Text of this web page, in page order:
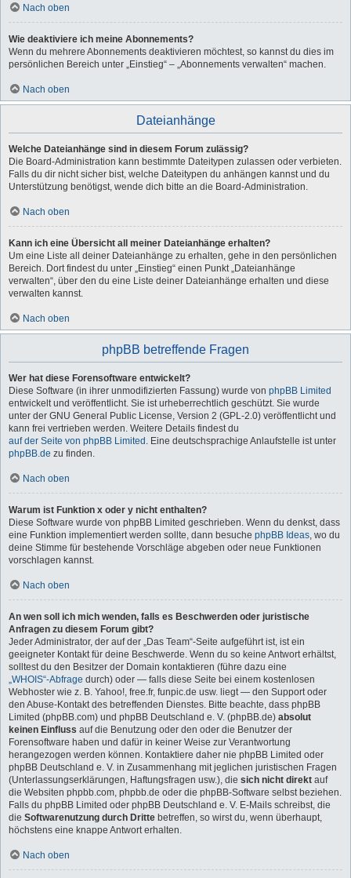
Nach oben
Wie deaktiviere ich meine Abonnements?
Wenn du mehrere Abonnements deaktivieren möchtest, so kannst du dies im
persönlichen Bereich unter „Einstieg“ – „Abonnements verwalten“ machen.
Nach oben
Dateianhänge
Welche Dateianhänge sind in diesem Forum zulässig?
Die Board-Administration kann bestimmte Dateitypen zulassen oder verbieten.
Falls du dir nicht sicher bist, welche Dateitypen du anhängen kannst und du
Unterstützung benötigst, wende dich bitte an die Board-Administration.
Nach oben
Kann ich eine Übersicht all meiner Dateianhänge erhalten?
Um eine Liste all deiner Dateianhänge zu erhalten, gehe in den persönlichen
Bereich. Dort findest du unter „Einstieg“ einen Punkt „Dateianhänge
verwalten“, über den du eine Liste deiner Dateianhänge erhalten und diese
verwalten kannst.
Nach oben
phpBB betreffende Fragen
Wer hat diese Forensoftware entwickelt?
Diese Software (in ihrer unmodifizierten Fassung) wurde von phpBB Limited
entwickelt und veröffentlicht. Sie ist urheberrechtlich geschützt. Sie wurde
unter der GNU General Public License, Version 2 (GPL-2.0) veröffentlicht und
kann frei vertrieben werden. Weitere Details findest du
auf der Seite von phpBB Limited . Eine deutschsprachige Anlaufstelle ist unter
phpBB.de zu finden.
Nach oben
Warum ist Funktion x oder y nicht enthalten?
Diese Software wurde von phpBB Limited geschrieben. Wenn du denkst, dass
eine Funktion implementiert werden sollte, dann besuche phpBB Ideas, wo du
deine Stimme für bestehende Vorschläge abgeben oder neue Funktionen
vorschlagen kannst.
Nach oben
An wen soll ich mich wenden, falls es Beschwerden oder juristische
Anfragen zu diesem Forum gibt?
Jeder Administrator, der auf der „Das Team“-Seite aufgeführt ist, ist ein
geeigneter Kontakt für deine Beschwerde. Wenn du so keine Antwort erhältst,
solltest du den Besitzer der Domain kontaktieren (führe dazu eine
„WHOIS“-Abfrage durch) oder — falls diese Seite bei einem kostenlosen
Webhoster wie z. B. Yahoo!, free.fr, funpic.de usw. liegt — den Support oder
den Abuse-Kontakt des betreffenden Dienstes. Bitte beachte, dass phpBB
Limited (phpBB.com) und phpBB Deutschland e. V. (phpBB.de) absolut
keinen Einfluss auf die Benutzung oder den oder die Benutzer der
Forensoftware haben und dafür in keiner Weise zur Verantwortung
herangezogen werden können. Kontaktiere daher nie phpBB Limited oder
phpBB Deutschland e. V. in Zusammenhang mit jeglichen juristischen Fragen
(Unterlassungserklärungen, Haftungsfragen usw.), die sich nicht direkt auf
die Websiten phpbb.com, phpbb.de oder die phpBB-Software selbst beziehen.
Falls du phpBB Limited oder phpBB Deutschland e. V. E-Mails schreibst, die
die Softwarenutzung durch Dritte betreffen, so wirst du, wenn überhaupt,
höchstens eine knappe Antwort erhalten.
Nach oben